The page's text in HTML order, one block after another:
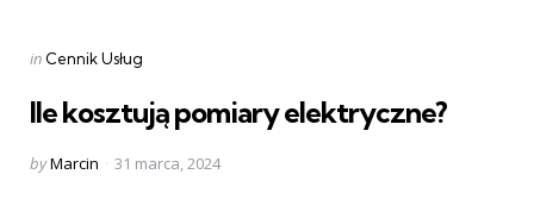
Categories
Posted
in Cennik Usług
Ile kosztują pomiary elektryczne?
Posted
byMarcin 31 marca, 2024